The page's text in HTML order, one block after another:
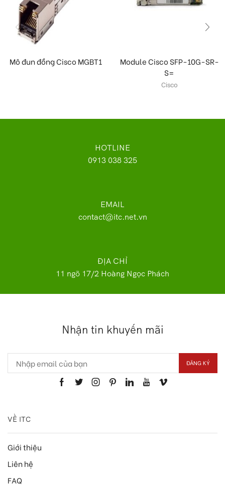
Mô đun đồng Cisco MGBT1
Module Cisco SFP-10G-SR-
S=
Cisco
HOTLINE
0913 038 325
EMAIL
contact@itc.net.vn
ĐỊA CHỈ
11 ngõ 17/2 Hoàng Ngọc Phách
Nhận tin khuyến mãi
VỀ ITC
Giới thiệu
Liên hệ
FAQ